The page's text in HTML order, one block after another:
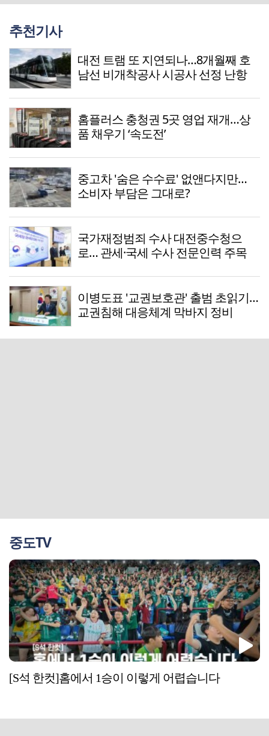
추천기사
대전 트램 또 지연되나…8개월째 호
남선 비개착공사 시공사 선정 난항
홈플러스 충청권 5곳 영업 재개…상
품 채우기 ‘속도전’
중고차 '숨은 수수료' 없앤다지만…
소비자 부담은 그대로?
국가재정범죄 수사 대전중수청으
로… 관세·국세 수사 전문인력 주목
이병도표 '교권보호관' 출범 초읽기…
교권침해 대응체계 막바지 정비
중도TV
[S석 한컷]홈에서 1승이 이렇게 어렵습니다